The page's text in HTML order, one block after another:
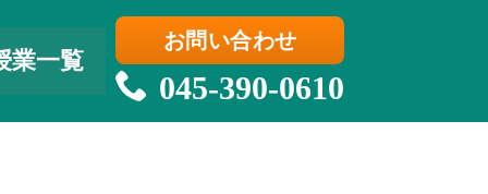
業一覧
お問い合わせ
045-390-0610